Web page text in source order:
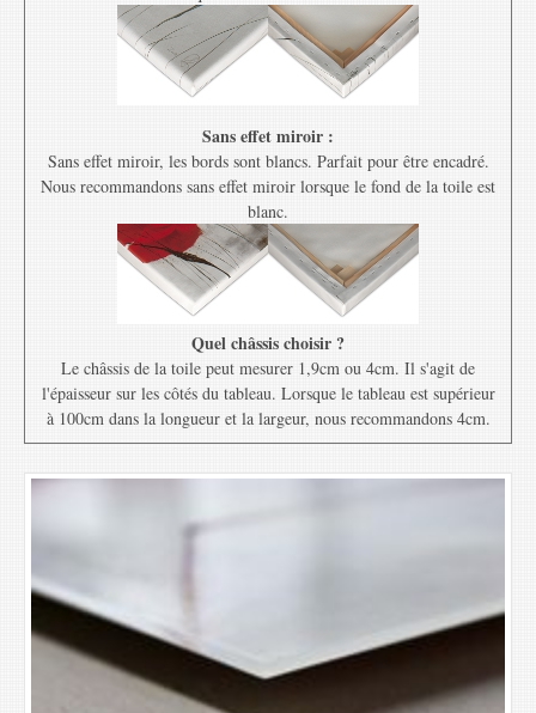
Sans effet miroir :
Sans effet miroir, les bords sont blancs. Parfait pour être encadré.
Nous recommandons sans effet miroir lorsque le fond de la toile est
blanc.
Quel châssis choisir ?
Le châssis de la toile peut mesurer 1,9cm ou 4cm. Il s'agit de
l'épaisseur sur les côtés du tableau. Lorsque le tableau est supérieur
à 100cm dans la longueur et la largeur, nous recommandons 4cm.